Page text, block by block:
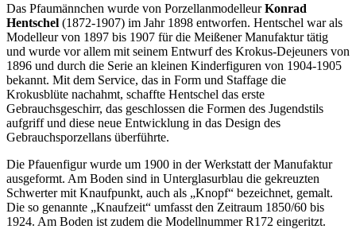
Das Pfaumännchen wurde von PorzellanmodelleurKonrad
Hentschel (1872-1907) im Jahr 1898 entworfen. Hentschel war als
Modelleur von 1897 bis 1907 für die Meißener Manufaktur tätig
und wurde vor allem mit seinem Entwurf des Krokus-Dejeuners von
1896 und durch die Serie an kleinen Kinderfiguren von 1904-1905
bekannt. Mit dem Service, das in Form und Staffage die
Krokusblüte nachahmt, schaffte Hentschel das erste
Gebrauchsgeschirr, das geschlossen die Formen des Jugendstils
aufgriff und diese neue Entwicklung in das Design des
Gebrauchsporzellans überführte.
Die Pfauenfigur wurde um 1900 in der Werkstatt der Manufaktur
ausgeformt. Am Boden sind in Unterglasurblau die gekreuzten
Schwerter mit Knaufpunkt, auch als „Knopf“ bezeichnet, gemalt.
Die so genannte „Knaufzeit“ umfasst den Zeitraum 1850/60 bis
1924. Am Boden ist zudem die Modellnummer R172 eingeritzt.